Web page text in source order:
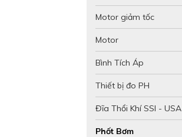
Motor giảm tốc
Motor
Bình Tích Áp
Thiết bị đo PH
Đĩa Thổi Khí SSI - USA
Phốt Bơm